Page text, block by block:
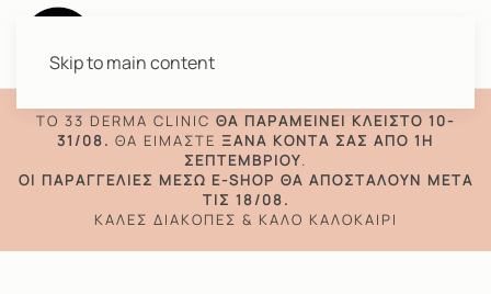
Skip to main content
TO 33 DERMA CLINIC ΘΑ ΠΑΡΑΜΕΊΝΕΙ ΚΛΕΙΣΤΌ 10-
31/08. ΘΑ ΕΊΜΑΣΤΕ ΞΑΝΆ ΚΟΝΤΆ ΣΑΣ ΑΠΌ 1Η
ΣΕΠΤΕΜΒΡΊΟΥ.
ΟΙ ΠΑΡΑΓΓΕΛΊΕΣ ΜΈΣΩ E-SHOP ΘΑ ΑΠΟΣΤΑΛΟΎΝ ΜΕΤΆ
ΤΙΣ 18/08.
ΚΑΛΈΣ ΔΙΑΚΟΠΈΣ & ΚΑΛΌ ΚΑΛΟΚΑΊΡΙ